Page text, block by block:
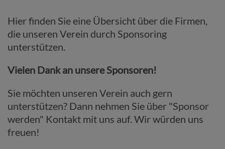
Hier finden Sie eine Übersicht über die Firmen,
die unseren Verein durch Sponsoring
unterstützen.
Vielen Dank an unsere Sponsoren!
Sie möchten unseren Verein auch gern
unterstützen? Dann nehmen Sie über "Sponsor
werden" Kontakt mit uns auf. Wir würden uns
freuen!